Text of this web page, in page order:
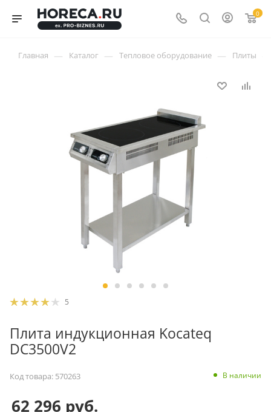
0
Главная — Каталог — Тепловое оборудование — Плиты
5
Плита индукционная Kocateq
DC3500V2
Код товара: 570263 В наличии
62 296 руб.